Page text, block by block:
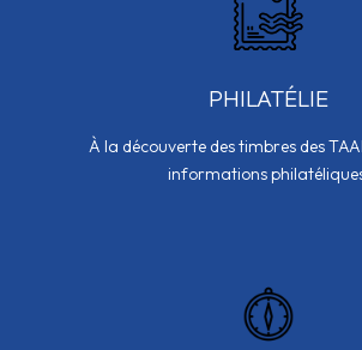
PHILATÉLIE
À la découverte des timbres des
informations